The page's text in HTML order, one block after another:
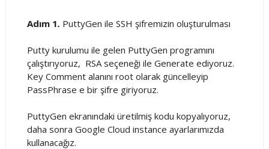
Adım 1. PuttyGen ile SSH şifremizin oluşturulması
Putty kurulumu ile gelen PuttyGen programını
çalıştırıyoruz, RSA seçeneği ile Generate ediyoruz.
Key Comment alanını root olarak güncelleyip
PassPhrase e bir şifre giriyoruz.
PuttyGen ekranındaki üretilmiş kodu kopyalıyoruz,
daha sonra Google Cloud instance ayarlarımızda
kullanacağız.